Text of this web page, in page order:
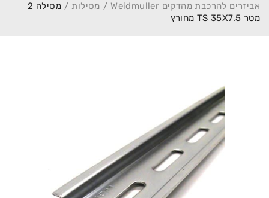
אביזרים להרכבת מהדקים Weidmuller
/ מסילות /
מסילה 2
מטר TS 35X7.5 מחורץ